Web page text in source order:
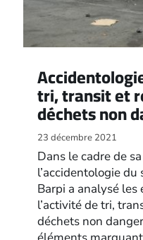
tri, transit et
déchets non
23 décembre 2021
Dans le cadre de
l’accidentologie
Barpi a analysé
l’activité de tri,
déchets non